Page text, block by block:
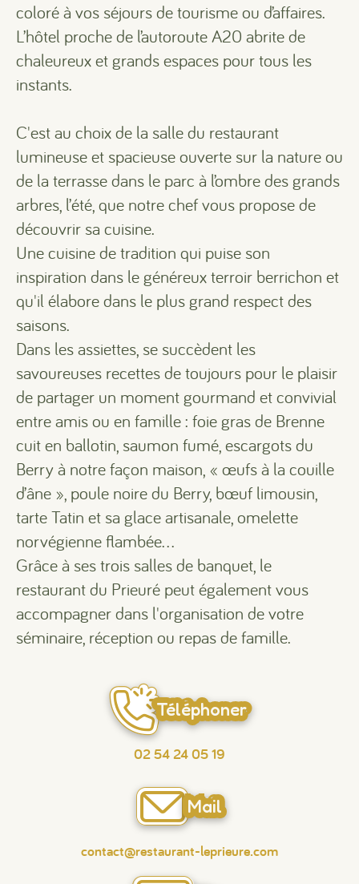
coloré à vos séjours de tourisme ou d’affaires.
L’hôtel proche de l’autoroute A20 abrite de
chaleureux et grands espaces pour tous les
instants.
C'est au choix de la salle du restaurant
lumineuse et spacieuse ouverte sur la nature ou
de la terrasse dans le parc à l’ombre des grands
arbres, l’été, que notre chef vous propose de
découvrir sa cuisine.
Une cuisine de tradition qui puise son
inspiration dans le généreux terroir berrichon et
qu'il élabore dans le plus grand respect des
saisons.
Dans les assiettes, se succèdent les
savoureuses recettes de toujours pour le plaisir
de partager un moment gourmand et convivial
entre amis ou en famille : foie gras de Brenne
cuit en ballotin, saumon fumé, escargots du
Berry à notre façon maison, « œufs à la couille
d’âne », poule noire du Berry, bœuf limousin,
tarte Tatin et sa glace artisanale, omelette
norvégienne flambée…
Grâce à ses trois salles de banquet, le
restaurant du Prieuré peut également vous
accompagner dans l'organisation de votre
séminaire, réception ou repas de famille.
Téléphoner
02 54 24 05 19
Mail
contact@restaurant-leprieure.com